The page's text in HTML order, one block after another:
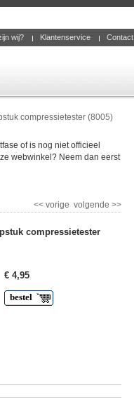
wij? Klantenservice Contact
compressietester (8005)
of is nog niet officieel
webwinkel? Neem dan eerst
volgende >>
<< vorige
compressietester
€ 4,95
bestel